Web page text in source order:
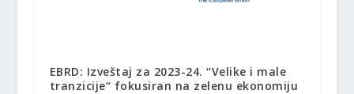
EBRD: Izveštaj za 2023-24. “Velike i male
tranzicije“ fokusiran na zelenu ekonomiju